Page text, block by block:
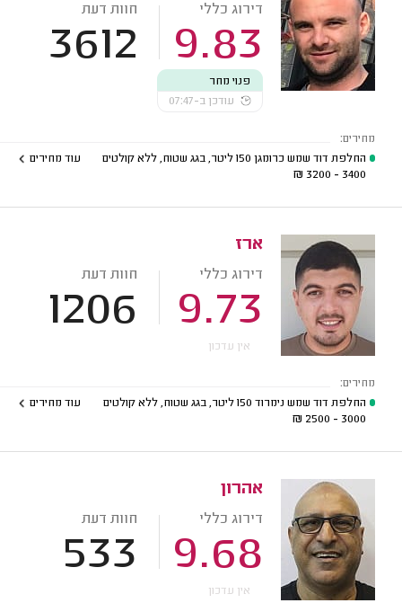
דירוג כללי
9.83
חוות דעת
3612
פנוי מחר
עודכן ב-07:47
מחירים:
החלפת דוד שמש כרומגן 150 ליטר, בגג שטוח, ללא קולטים
3400 - 3200
₪
עוד מחירים
ארז
דירוג כללי
9.73
חוות דעת
1206
אין עדכון
מחירים:
החלפת דוד שמש נימרוד 150 ליטר, בגג שטוח, ללא קולטים
3000 - 2500
₪
עוד מחירים
אהרון
דירוג כללי
9.68
חוות דעת
533
אין עדכון